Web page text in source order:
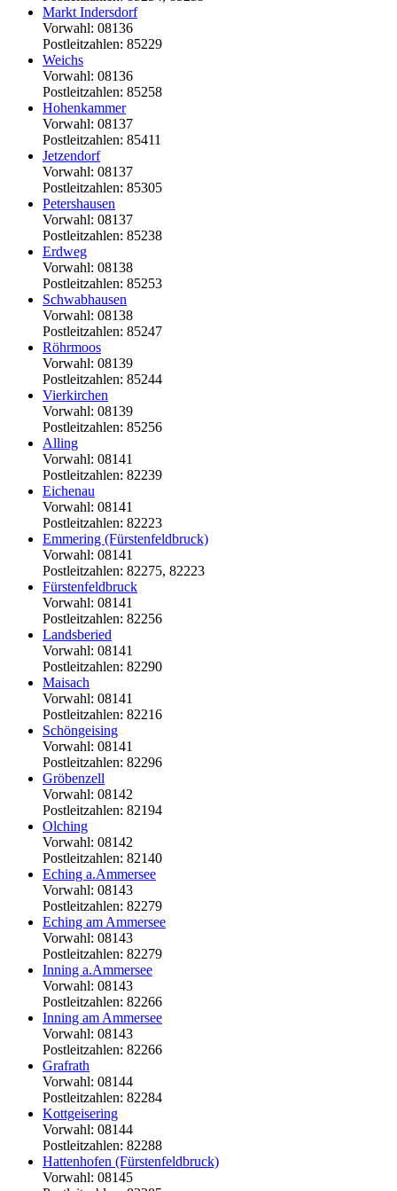
Markt Indersdorf
Vorwahl: 08136
Postleitzahlen: 85229
Weichs
Vorwahl: 08136
Postleitzahlen: 85258
Hohenkammer
Vorwahl: 08137
Postleitzahlen: 85411
Jetzendorf
Vorwahl: 08137
Postleitzahlen: 85305
Petershausen
Vorwahl: 08137
Postleitzahlen: 85238
Erdweg
Vorwahl: 08138
Postleitzahlen: 85253
Schwabhausen
Vorwahl: 08138
Postleitzahlen: 85247
Röhrmoos
Vorwahl: 08139
Postleitzahlen: 85244
Vierkirchen
Vorwahl: 08139
Postleitzahlen: 85256
Alling
Vorwahl: 08141
Postleitzahlen: 82239
Eichenau
Vorwahl: 08141
Postleitzahlen: 82223
Emmering (Fürstenfeldbruck)
Vorwahl: 08141
Postleitzahlen: 82275, 82223
Fürstenfeldbruck
Vorwahl: 08141
Postleitzahlen: 82256
Landsberied
Vorwahl: 08141
Postleitzahlen: 82290
Maisach
Vorwahl: 08141
Postleitzahlen: 82216
Schöngeising
Vorwahl: 08141
Postleitzahlen: 82296
Gröbenzell
Vorwahl: 08142
Postleitzahlen: 82194
Olching
Vorwahl: 08142
Postleitzahlen: 82140
Eching a.Ammersee
Vorwahl: 08143
Postleitzahlen: 82279
Eching am Ammersee
Vorwahl: 08143
Postleitzahlen: 82279
Inning a.Ammersee
Vorwahl: 08143
Postleitzahlen: 82266
Inning am Ammersee
Vorwahl: 08143
Postleitzahlen: 82266
Grafrath
Vorwahl: 08144
Postleitzahlen: 82284
Kottgeisering
Vorwahl: 08144
Postleitzahlen: 82288
Hattenhofen (Fürstenfeldbruck)
Vorwahl: 08145